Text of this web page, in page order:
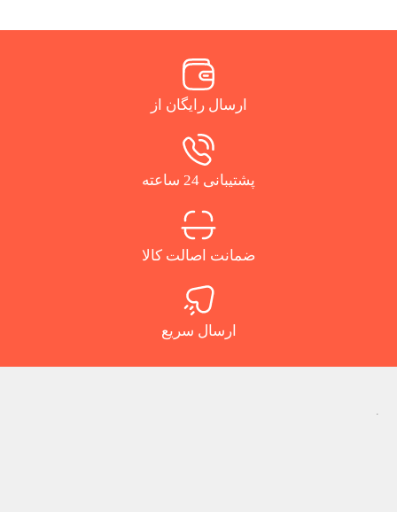
ارسال رایگان از
پشتیبانی 24 ساعته
ضمانت اصالت کالا
ارسال سریع
.